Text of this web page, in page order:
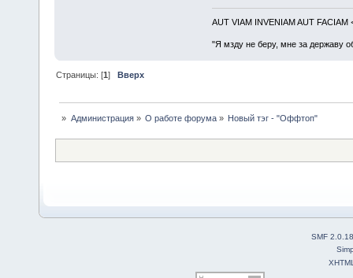
AUT VIAM INVENIAM AUT FACIAM
"Я мзду не беру, мне за державу
Страницы: [1] Вверх
» Администрация» О работе форума» Новый тэг - "Оффтоп"
SMF 2.0.18